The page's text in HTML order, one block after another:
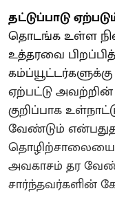
தட்டுப்பாடு
தொடங்க உள்ள
உத்தரவை
கம்ப்யூட்டர்களுக்கு
ஏற்பட்டு அவற்றின்
குறிப்பாக
வேண்டும்
தொழிற்சாலையை
அவகாசம் தர
சார்ந்தவர்களின்